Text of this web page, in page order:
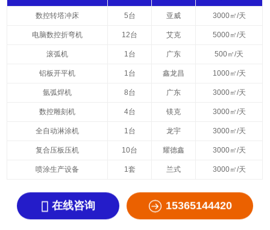
数控转塔冲床 5台 亚威 3000㎡/天
电脑数控折弯机 12台 艾克 5000㎡/天
滚弧机 1台 广东 500㎡/天
铝板开平机 1台 鑫龙昌 1000㎡/天
氩弧焊机 8台 广东 3000㎡/天
数控雕刻机 4台 镁克 3000㎡/天
全自动淋涂机 1台 龙宇 3000㎡/天
复合压板压机 10台 耀德鑫 3000㎡/天
喷涂生产设备 1套 兰式 3000㎡/天
 在线咨询  15365144420